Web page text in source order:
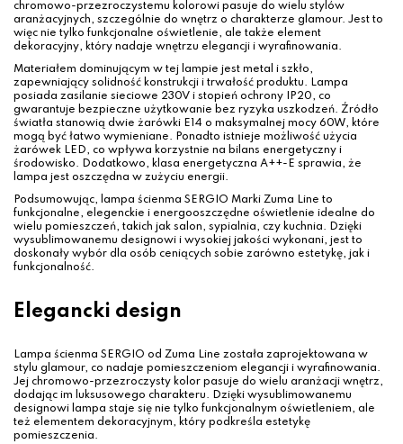
chromowo-przezroczystemu kolorowi pasuje do wielu stylów
aranżacyjnych, szczególnie do wnętrz o charakterze glamour. Jest to
więc nie tylko funkcjonalne oświetlenie, ale także element
dekoracyjny, który nadaje wnętrzu elegancji i wyrafinowania.
Materiałem dominującym w tej lampie jest metal i szkło,
zapewniający solidność konstrukcji i trwałość produktu. Lampa
posiada zasilanie sieciowe 230V i stopień ochrony IP20, co
gwarantuje bezpieczne użytkowanie bez ryzyka uszkodzeń. Źródło
światła stanowią dwie żarówki E14 o maksymalnej mocy 60W, które
mogą być łatwo wymieniane. Ponadto istnieje możliwość użycia
żarówek LED, co wpływa korzystnie na bilans energetyczny i
środowisko. Dodatkowo, klasa energetyczna A++-E sprawia, że
lampa jest oszczędna w zużyciu energii.
Podsumowując, lampa ścienma SERGIO Marki Zuma Line to
funkcjonalne, elegenckie i energooszczędne oświetlenie idealne do
wielu pomieszczeń, takich jak salon, sypialnia, czy kuchnia. Dzięki
wysublimowanemu designowi i wysokiej jakości wykonani, jest to
doskonały wybór dla osób ceniących sobie zarówno estetykę, jak i
funkcjonalność.
Elegancki design
Lampa ścienma SERGIO od Zuma Line została zaprojektowana w
stylu glamour, co nadaje pomieszczeniom elegancji i wyrafinowania.
Jej chromowo-przezroczysty kolor pasuje do wielu aranżacji wnętrz,
dodając im luksusowego charakteru. Dzięki wysublimowanemu
designowi lampa staje się nie tylko funkcjonalnym oświetleniem, ale
też elementem dekoracyjnym, który podkreśla estetykę
pomieszczenia.